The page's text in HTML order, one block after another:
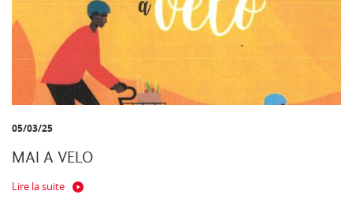
05/03/25
MAI A VELO
Lire la suite